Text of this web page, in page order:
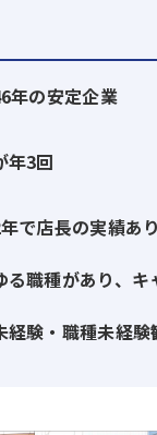
年の安定企業
年3回
で店長の実績あ
る職種があり、
経験・職種未経験